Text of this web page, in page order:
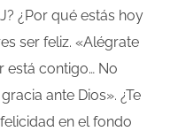
¿Por qué estás hoy
ser feliz. «Alégrate
está contigo… No
ante Dios». ¿Te
en el fondo